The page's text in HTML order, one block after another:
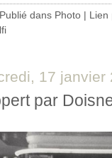
dans Photo | Lien
17 janvier
par